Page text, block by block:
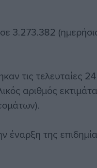
3.273.382
τις τελευταίες
αριθμός
έναρξη της